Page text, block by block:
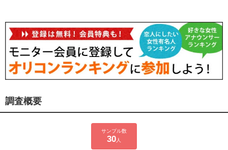
調査概要
サンプル数
30 人